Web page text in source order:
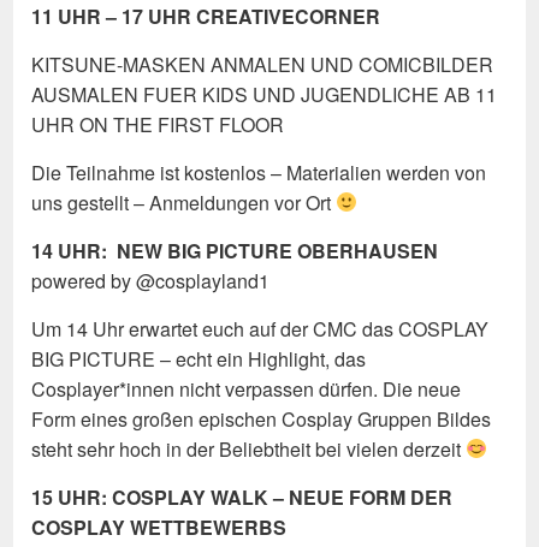
11 UHR – 17 UHR CREATIVECORNER
KITSUNE-MASKEN ANMALEN UND COMICBILDER
AUSMALEN FUER KIDS UND JUGENDLICHE AB 11
UHR ON THE FIRST FLOOR
Die Teilnahme ist kostenlos – Materialien werden von
uns gestellt – Anmeldungen vor Ort
14 UHR: NEW BIG PICTURE OBERHAUSEN
powered by @cosplayland1
Um 14 Uhr erwartet euch auf der CMC das COSPLAY
BIG PICTURE – echt ein Highlight, das
Cosplayer*innen nicht verpassen dürfen. Die neue
Form eines großen epischen Cosplay Gruppen Bildes
steht sehr hoch in der Beliebtheit bei vielen derzeit
15 UHR: COSPLAY WALK – NEUE FORM DER
COSPLAY WETTBEWERBS